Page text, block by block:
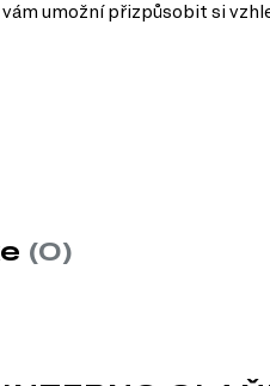
umožní přizpůsobit si
(0)